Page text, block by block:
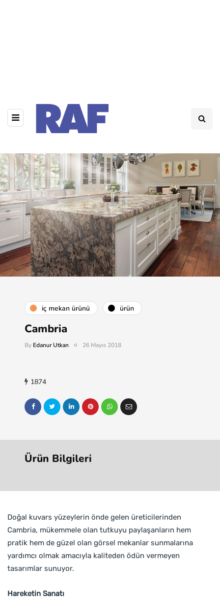
i̇ç mekan ürünü ürün
Cambria
By Edanur Utkan 26 Mayıs 2018
1874
Ürün Bilgileri
Doğal kuvars yüzeylerin önde gelen üreticilerinden
Cambria, mükemmele olan tutkuyu paylaşanların hem
pratik hem de güzel olan görsel mekanlar sunmalarına
yardımcı olmak amacıyla kaliteden ödün vermeyen
tasarımlar sunuyor.
Hareketin Sanatı